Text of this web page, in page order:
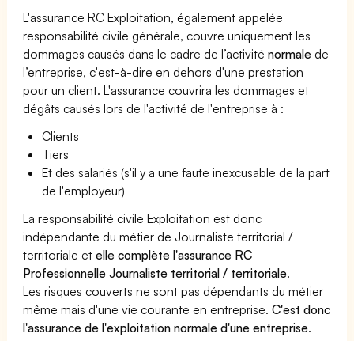
L'assurance RC Exploitation, également appelée
responsabilité civile générale, couvre uniquement les
dommages causés dans le cadre de l’activiténormale de
l’entreprise, c'est-à-dire en dehors d'une prestation
pour un client. L'assurance couvrira les dommages et
dégâts causés lors de l'activité de l'entreprise à :
Clients
Tiers
Et des salariés (s'il y a une faute inexcusable de la part
de l'employeur)
La responsabilité civile Exploitation est donc
indépendante du métier de Journaliste territorial /
territoriale etelle complète l'assurance RC
Professionnelle Journaliste territorial / territoriale.
Les risques couverts ne sont pas dépendants du métier
même mais d'une vie courante en entreprise.C'est donc
l'assurance de l'exploitation normale d'une entreprise.